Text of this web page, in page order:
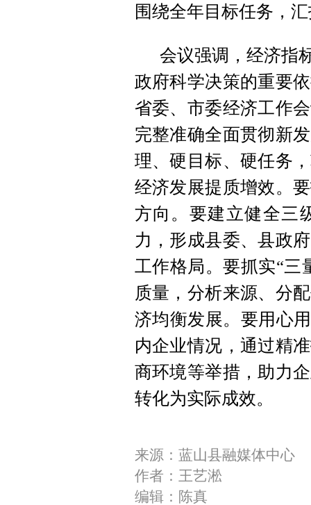
围绕全年目标任务，
会议强调，经济指
政府科学决策的重要
省委、市委经济工作
完整准确全面贯彻新
理、硬目标、硬任务
经济发展提质增效。
方向。要建立健全三
力，形成县委、县政
工作格局。要抓实“三
质量，分析来源、分
济均衡发展。要用心
内企业情况，通过精
商环境等举措，助力
转化为实际成效。
来源：蓝山县融媒体中心
作者：王艺淞
编辑：陈真